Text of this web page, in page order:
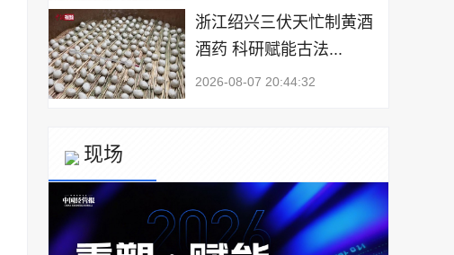
浙江绍兴三伏天忙制黄酒
酒药 科研赋能古法...
2026-08-07 20:44:32
现场